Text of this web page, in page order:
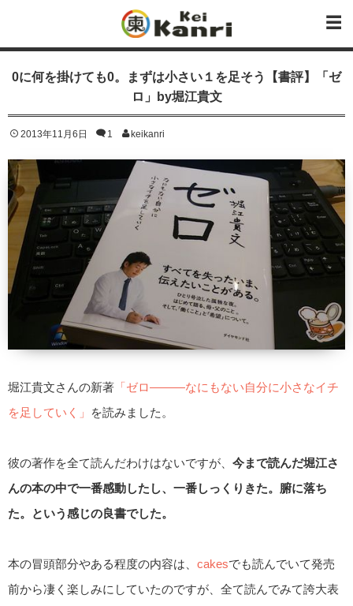
0に何を掛けても0。まずは小さい１を足そう【書評】「ゼ
ロ」by堀江貴文
2013年11月6日 1 keikanri
堀江貴文さんの新著 「ゼロ―――なにもない自分に小さなイチ
を足していく」
を読みました。
彼の著作を全て読んだわけはないですが、 今まで読んだ堀江さ
んの本の中で一番感動したし、一番しっくりきた。腑に落ち
た。という感じの良書でした。
本の冒頭部分やある程度の内容は、 cakesでも読んでいて発売
前から凄く楽しみにしていたのですが、全て読んでみて誇大表